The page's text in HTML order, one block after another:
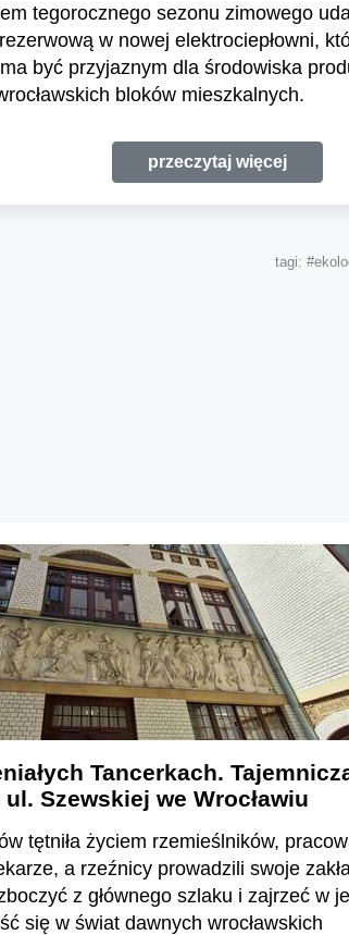
tegorocznego sezonu zimowego
w nowej elektrociepłowni,
być przyjaznym dla środowiska
bloków mieszkalnych.
przeczytaj więcej
tagi:
Tancerkach.
Szewskiej we Wrocławiu
tętniła życiem rzemieślników,
a rzeźnicy prowadzili swoje
z głównego szlaku i zajrzeć w
się w świat dawnych wrocławskich